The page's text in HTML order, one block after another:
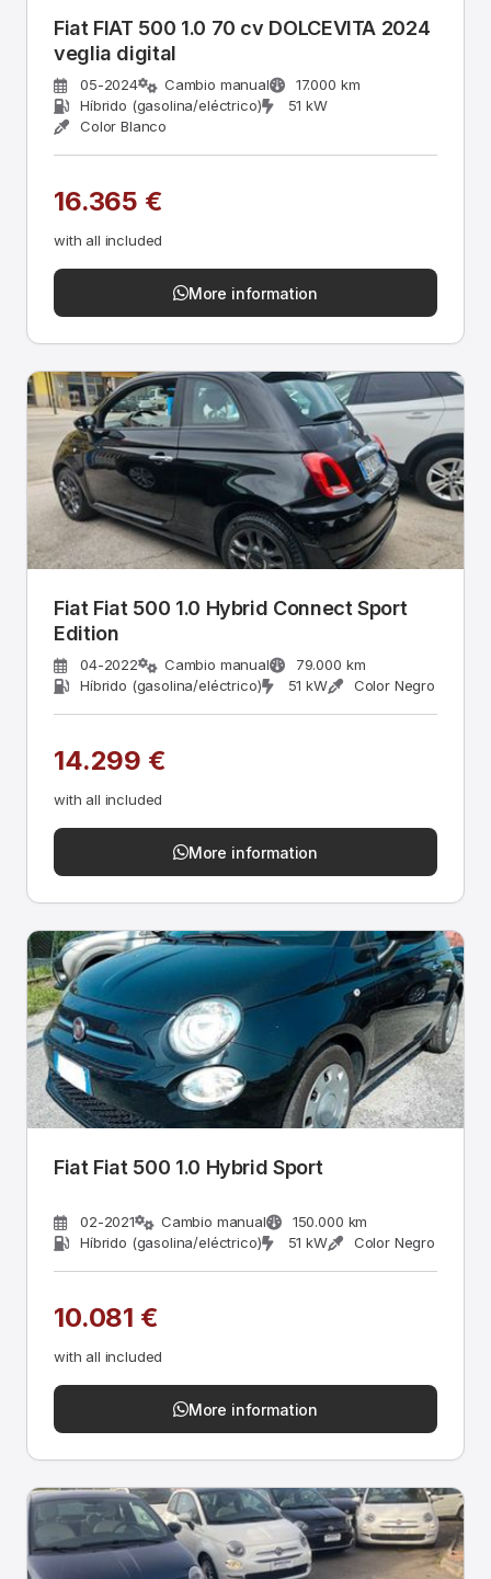
Fiat FIAT 500 1.0 70 cv DOLCEVITA 2024
veglia digital
05-2024 Cambio manual
17.000 km
Híbrido (gasolina/eléctrico)
51 kW
Color Blanco
16.365 €
with all included
More information
Fiat Fiat 500 1.0 Hybrid Connect Sport
Edition
04-2022 Cambio manual
79.000 km
Híbrido (gasolina/eléctrico)
51 kW Color Negro
14.299 €
with all included
More information
Fiat Fiat 500 1.0 Hybrid Sport
02-2021 Cambio manual
150.000 km
Híbrido (gasolina/eléctrico)
51 kW Color Negro
10.081 €
with all included
More information